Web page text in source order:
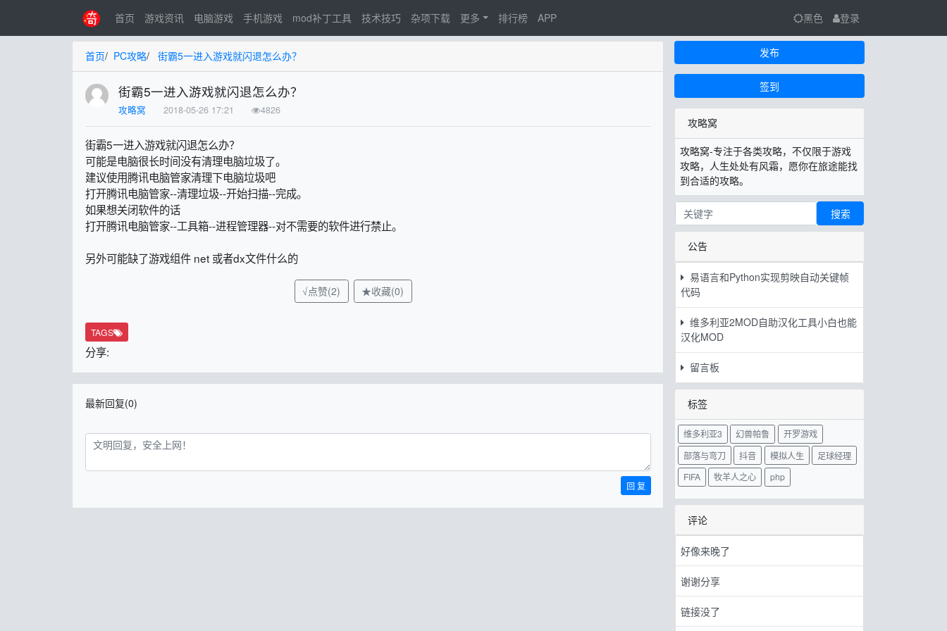
首页 游戏资讯 电脑游戏 手机游戏 mod补丁工具 技术技巧 杂项下载 更多 排行榜 APP 黑色 登录
首页/ PC攻略/ 街霸5一进入游戏就闪退怎么办？
街霸5一进入游戏就闪退怎么办？
攻略窝 2018-05-26 17:21 4826
街霸5一进入游戏就闪退怎么办？
可能是电脑很长时间没有清理电脑垃圾了。
建议使用腾讯电脑管家清理下电脑垃圾吧
打开腾讯电脑管家--清理垃圾--开始扫描--完成。
如果想关闭软件的话
打开腾讯电脑管家--工具箱--进程管理器--对不需要的软件进行禁止。
另外可能缺了游戏组件 net 或者dx文件什么的
√点赞(2) ★收藏(0)
TAGS
分享:
最新回复(0)
回 复
发布
签到
攻略窝
攻略窝-专注于各类攻略，不仅限于游戏
攻略，人生处处有风霜，愿你在旅途能找
到合适的攻略。
搜索
公告
易语言和Python实现剪映自动关键帧
代码
维多利亚2MOD自助汉化工具小白也能
汉化MOD
留言板
标签
维多利亚3 幻兽帕鲁
开罗游戏
部落与弯刀
抖音 模拟人生
足球经理
FIFA
牧羊人之心 php
评论
好像来晚了
谢谢分享
链接没了